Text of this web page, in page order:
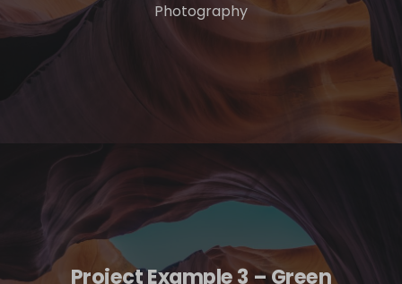
Photography
Project Example 3 – Green